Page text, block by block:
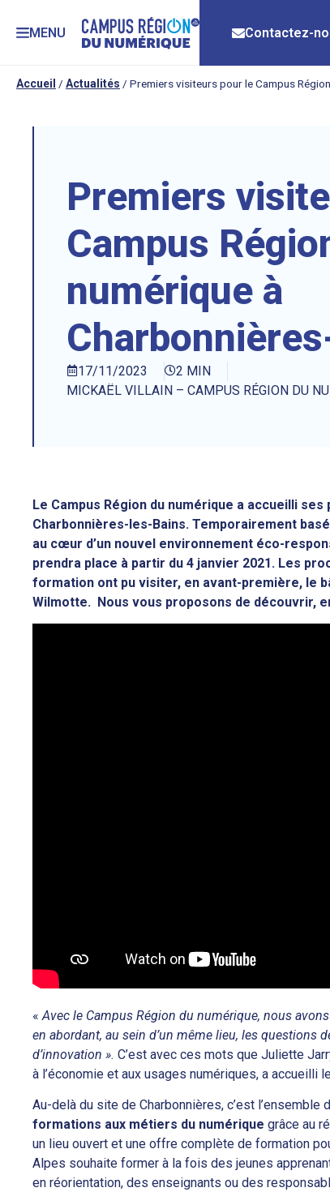
MENU Contactez-
Accueil / Actualités / Premiers visiteurs pour le Campus
Premiers
Campus
numérique à
17/11/2023
2 MIN
MICKAËL VILLAIN – CAMPUS RÉGION DU
Le Campus Région du numérique a accueilli
Charbonnières-les-Bains. Temporairement
au cœur d’un nouvel environnement éco-
prendra place à partir du 4 janvier 2021. Les
formation ont pu visiter, en avant-première, le
Wilmotte. Nous vous proposons de découvrir,
« Avec le Campus Région du numérique, nous
en abordant, au sein d’un même lieu, les questions
d’innovation ». C’est avec ces mots que Juliette
à l’économie et aux usages numériques, a accueilli
Au-delà du site de Charbonnières, c’est
formations aux métiers du numérique grâce au
un lieu ouvert et une offre complète de formation
Alpes souhaite former à la fois des jeunes
en réorientation, des enseignants ou des